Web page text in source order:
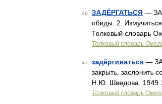
46 ЗАДЁРГАТЬСЯ —
обиды. 2.
Толковый словарь
Толковый словарь
47 задёргиваться —
закрыть, заслонить
Н.Ю. Шведова. 1949
Толковый словарь